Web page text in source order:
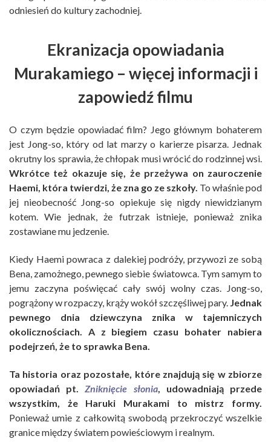
odniesień do kultury zachodniej.
Ekranizacja opowiadania
Murakamiego – więcej informacji i
zapowiedź filmu
O czym będzie opowiadać film? Jego głównym bohaterem
jest Jong-so, który od lat marzy o karierze pisarza. Jednak
okrutny los sprawia, że chłopak musi wrócić do rodzinnej wsi.
Wkrótce też okazuje się, że przeżywa on zauroczenie
Haemi, która twierdzi, że zna go ze szkoły. To właśnie pod
jej nieobecność Jong-so opiekuje się nigdy niewidzianym
kotem. Wie jednak, że futrzak istnieje, ponieważ znika
zostawiane mu jedzenie.
Kiedy Haemi powraca z dalekiej podróży, przywozi ze sobą
Bena, zamożnego, pewnego siebie światowca. Tym samym to
jemu zaczyna poświęcać cały swój wolny czas. Jong-so,
pogrążony w rozpaczy, krąży wokół szczęśliwej pary. Jednak
pewnego dnia dziewczyna znika w tajemniczych
okolicznościach. A z biegiem czasu bohater nabiera
podejrzeń, że to sprawka Bena.
Ta historia oraz pozostałe, które znajdują się w zbiorze
opowiadań pt.Zniknięcie słonia, udowadniają przede
wszystkim, że Haruki Murakami to mistrz formy.
Ponieważ umie z całkowitą swobodą przekroczyć wszelkie
granice między światem powieściowym i realnym.